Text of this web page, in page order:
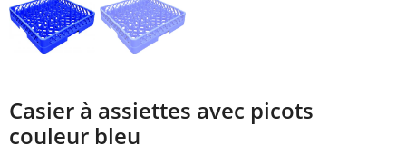
Casier à assiettes avec picots
couleur bleu